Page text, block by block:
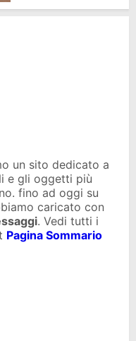
un sito dedicato a
e gli oggetti più
fino ad oggi su
caricato con
. Vedi tutti i
Pagina Sommario